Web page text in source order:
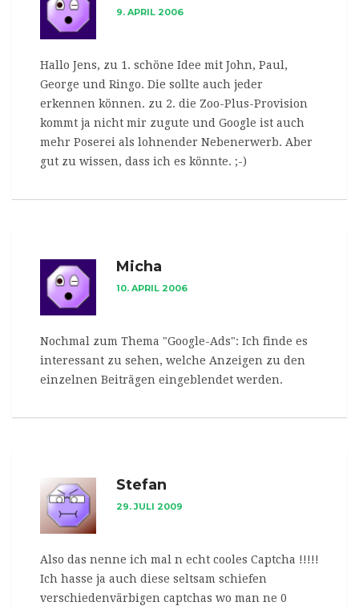
9. APRIL 2006
Hallo Jens, zu 1. schöne Idee mit John, Paul,
George und Ringo. Die sollte auch jeder
erkennen können. zu 2. die Zoo-Plus-Provision
kommt ja nicht mir zugute und Google ist auch
mehr Poserei als lohnender Nebenerwerb. Aber
gut zu wissen, dass ich es könnte. ;-)
Micha
10. APRIL 2006
Nochmal zum Thema "Google-Ads": Ich finde es
interessant zu sehen, welche Anzeigen zu den
einzelnen Beiträgen eingeblendet werden.
Stefan
29. JULI 2009
Also das nenne ich mal n echt cooles Captcha !!!!!
Ich hasse ja auch diese seltsam schiefen
verschiedenvärbigen captchas wo man ne 0